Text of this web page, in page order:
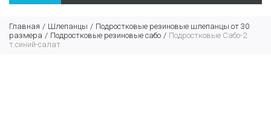
Главная Шлепанцы
Подростковые резиновые шлепанцы от 30
размера
Подростковые резиновые сабо
Подростковые Сабо-2
т.синий-cалат